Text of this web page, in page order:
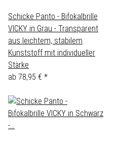
Schicke Panto - Bifokalbrille
VICKY in Grau - Transparent
aus leichtem, stabilem
Kunststoff mit individueller
Stärke
ab 78,95 € *